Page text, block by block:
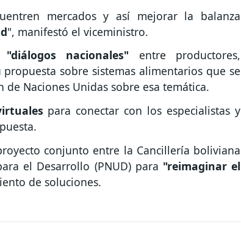
mercados y así mejorar la balanza
", manifestó el viceministro.
nacionales" entre productores,
sobre sistemas alimentarios que se
Naciones Unidas sobre esa temática.
para conectar con los especialistas y
conjunto entre la Cancillería boliviana
el Desarrollo (PNUD) para "reimaginar el
de soluciones.